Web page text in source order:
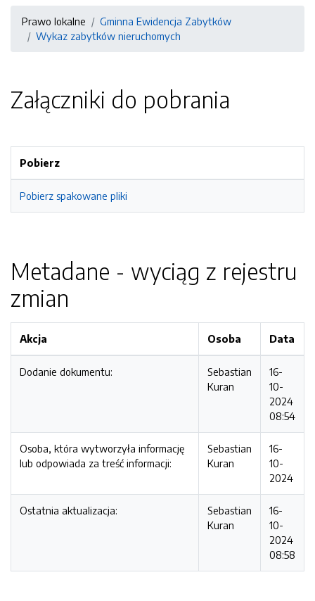
Prawo lokalne
Gminna Ewidencja Zabytków
Wykaz zabytków nieruchomych
Załączniki do pobrania
Pobierz
Pobierz spakowane pliki
Metadane - wyciąg z rejestru
zmian
Akcja Osoba Data
Dodanie dokumentu:
Sebastian
Kuran
16-
10-
2024
08:54
Osoba, która wytworzyła informację
lub odpowiada za treść informacji:
Sebastian
Kuran
16-
10-
2024
Ostatnia aktualizacja:
Sebastian
Kuran
16-
10-
2024
08:58